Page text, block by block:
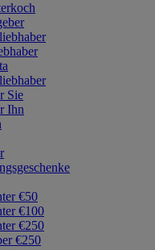
Sie
Ihn
€50
€100
€250
€250